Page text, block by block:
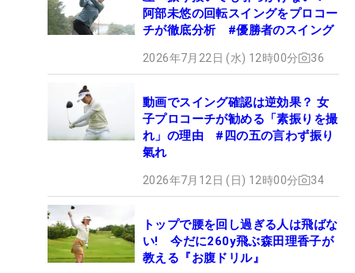
阿部未悠の回転スイングをプロコー
チが徹底分析 #優勝者のスイング
2026年7月22日 (水) 12時00分 36
動画でスイング確認は逆効果？ 女
子プロコーチが勧める「素振りを撮
れ」の理由 #四の五の言わず振り
氣れ
2026年7月12日 (日) 12時00分 34
トップで腰を回し過ぎる人は飛ばな
い! 今だに260y飛ぶ森田理香子が
教える『お腹ドリル』